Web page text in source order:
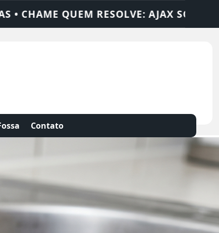
• DESENTUPIDORA •
Contato